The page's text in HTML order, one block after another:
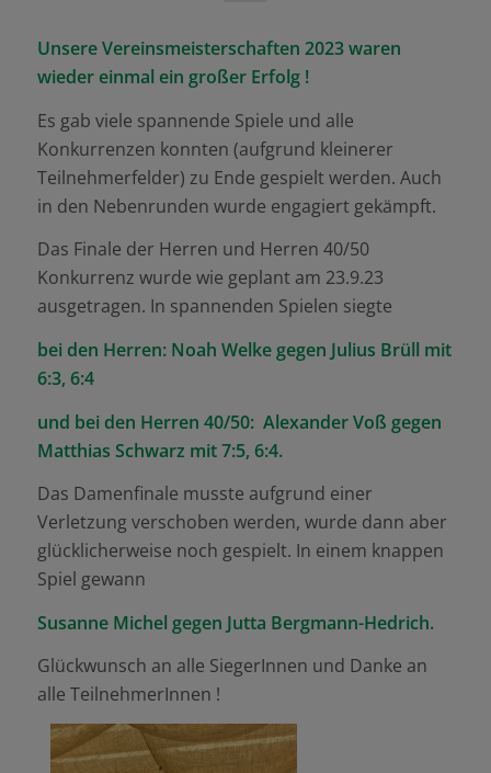
Unsere Vereinsmeisterschaften 2023 waren
wieder einmal ein großer Erfolg !
Es gab viele spannende Spiele und alle
Konkurrenzen konnten (aufgrund kleinerer
Teilnehmerfelder) zu Ende gespielt werden. Auch
in den Nebenrunden wurde engagiert gekämpft.
Das Finale der Herren und Herren 40/50
Konkurrenz wurde wie geplant am 23.9.23
ausgetragen. In spannenden Spielen siegte
bei den Herren: Noah Welke gegen Julius Brüll mit
6:3, 6:4
und bei den Herren 40/50: Alexander Voß gegen
Matthias Schwarz mit 7:5, 6:4.
Das Damenfinale musste aufgrund einer
Verletzung verschoben werden, wurde dann aber
glücklicherweise noch gespielt. In einem knappen
Spiel gewann
Susanne Michel gegen Jutta Bergmann-Hedrich.
Glückwunsch an alle SiegerInnen und Danke an
alle TeilnehmerInnen !